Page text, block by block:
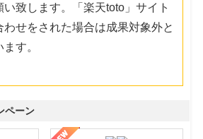
致します。「楽天toto」サイト
せをされた場合は成果対象外と
す。
ペーン